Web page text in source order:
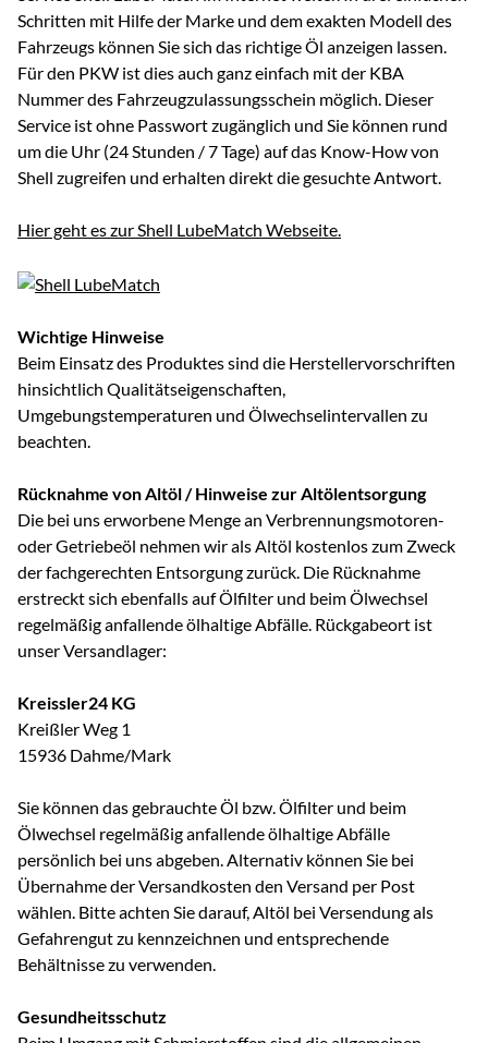
Schritten mit Hilfe der Marke und dem exakten Modell des
Fahrzeugs können Sie sich das richtige Öl anzeigen lassen.
Für den PKW ist dies auch ganz einfach mit der KBA
Nummer des Fahrzeugzulassungsschein möglich. Dieser
Service ist ohne Passwort zugänglich und Sie können rund
um die Uhr (24 Stunden / 7 Tage) auf das Know-How von
Shell zugreifen und erhalten direkt die gesuchte Antwort.
Hier geht es zur Shell LubeMatch Webseite.
Wichtige Hinweise
Beim Einsatz des Produktes sind die Herstellervorschriften
hinsichtlich Qualitätseigenschaften,
Umgebungstemperaturen und Ölwechselintervallen zu
beachten.
Rücknahme von Altöl / Hinweise zur Altölentsorgung
Die bei uns erworbene Menge an Verbrennungsmotoren-
oder Getriebeöl nehmen wir als Altöl kostenlos zum Zweck
der fachgerechten Entsorgung zurück. Die Rücknahme
erstreckt sich ebenfalls auf Ölfilter und beim Ölwechsel
regelmäßig anfallende ölhaltige Abfälle. Rückgabeort ist
unser Versandlager:
Kreissler24 KG
Kreißler Weg 1
15936 Dahme/Mark
Sie können das gebrauchte Öl bzw. Ölfilter und beim
Ölwechsel regelmäßig anfallende ölhaltige Abfälle
persönlich bei uns abgeben. Alternativ können Sie bei
Übernahme der Versandkosten den Versand per Post
wählen. Bitte achten Sie darauf, Altöl bei Versendung als
Gefahrengut zu kennzeichnen und entsprechende
Behältnisse zu verwenden.
Gesundheitsschutz